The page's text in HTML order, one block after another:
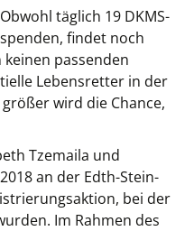
täglich 19 DKMS-
findet noch
passenden
Lebensretter in der
wird die Chance,
Tzemaila und
an der Edth-Stein-
bei der
Im Rahmen des